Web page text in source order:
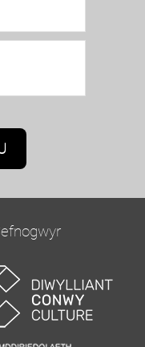
wybodaeth a
gennym trwy e-
isod: